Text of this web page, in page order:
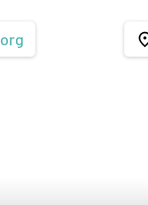
.org